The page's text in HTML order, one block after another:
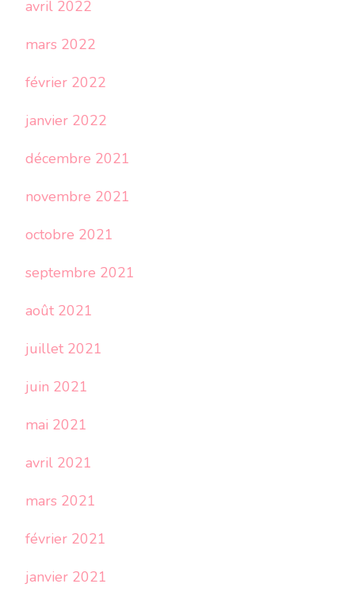
avril 2022
mars 2022
février 2022
janvier 2022
décembre 2021
novembre 2021
octobre 2021
septembre 2021
août 2021
juillet 2021
juin 2021
mai 2021
avril 2021
mars 2021
février 2021
janvier 2021